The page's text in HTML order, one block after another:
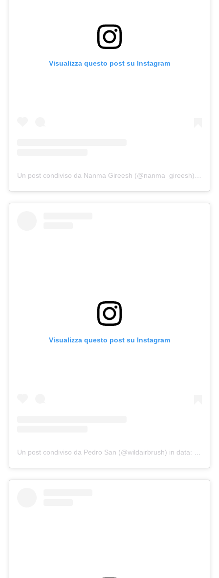
Visualizza questo post su Instagram
Visualizza questo post su Instagram
Un post condiviso da Pedro San (@wildairbrush) in data: